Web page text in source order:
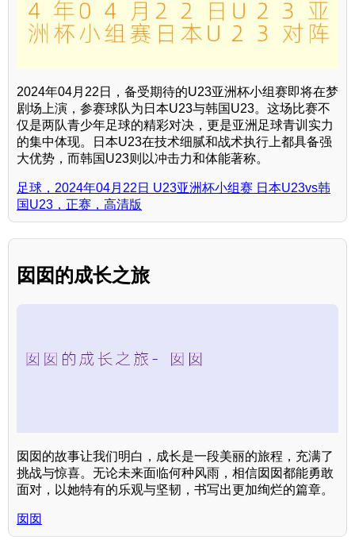
2024年04月22日，备受期待的U23亚洲杯小组赛即将在梦
剧场上演，参赛球队为日本U23与韩国U23。这场比赛不
仅是两队青少年足球的精彩对决，更是亚洲足球青训实力
的集中体现。日本U23在技术细腻和战术执行上都具备强
大优势，而韩国U23则以冲击力和体能著称。
足球，2024年04月22日 U23亚洲杯小组赛 日本U23vs韩
国U23，正赛，高清版
囡囡的成长之旅
囡囡的故事让我们明白，成长是一段美丽的旅程，充满了
挑战与惊喜。无论未来面临何种风雨，相信囡囡都能勇敢
面对，以她特有的乐观与坚韧，书写出更加绚烂的篇章。
囡囡